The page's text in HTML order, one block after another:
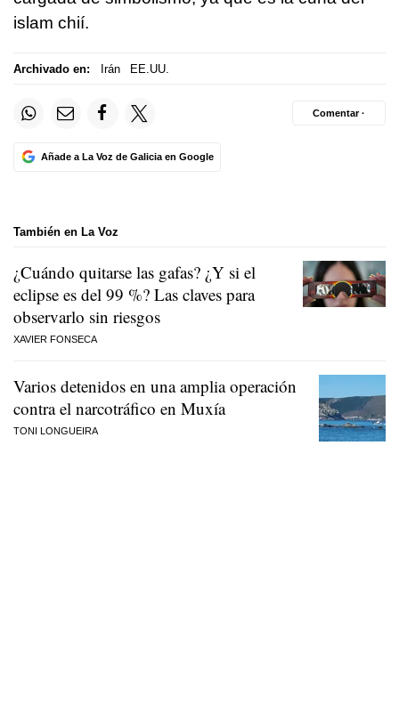
islam chií.
Archivado en: Irán EE.UU.
Añade a La Voz de Galicia en Google
Comentar ·
También en La Voz
¿Cuándo quitarse las gafas? ¿Y si el
eclipse es del 99 %? Las claves para
observarlo sin riesgos
XAVIER FONSECA
Varios detenidos en una amplia operación
contra el narcotráfico en Muxía
TONI LONGUEIRA